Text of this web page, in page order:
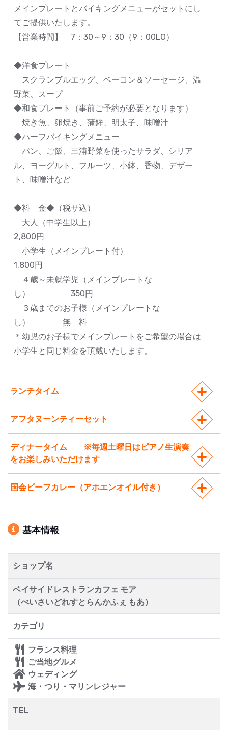
メインプレートとバイキングメニューがセットにし
てご提供いたします。
【営業時間】 7：30～9：30（9：00LO）
◆洋食プレート
スクランブルエッグ、ベーコン＆ソーセージ、温
野菜、スープ
◆和食プレート（事前ご予約が必要となります）
焼き魚、卵焼き、蒲鉾、明太子、味噌汁
◆ハーフバイキングメニュー
パン、ご飯、三浦野菜を使ったサラダ、シリア
ル、ヨーグルト、フルーツ、小鉢、香物、デザー
ト、味噌汁など
◆料 金◆（税サ込）
大人（中学生以上）
2,800円
小学生（メインプレート付）
1,800円
４歳～未就学児（メインプレートな
し） 350円
３歳までのお子様（メインプレートな
し） 無 料
＊幼児のお子様でメインプレートをご希望の場合は
小学生と同じ料金を頂戴いたします。
ランチタイム
アフタヌーンティーセット
ディナータイム ※毎週土曜日はピアノ生演奏
をお楽しみいただけます
国会ビーフカレー（アホエンオイル付き）
基本情報
ショップ名
ベイサイドレストランカフェ モア
（べいさいどれすとらんかふぇ もあ）
カテゴリ
フランス料理
ご当地グルメ
ウェディング
海・つり・マリンレジャー
TEL